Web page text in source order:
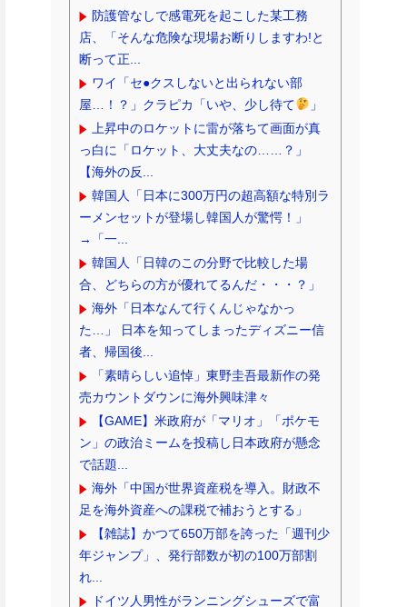
防護管なしで感電死を起こした某工務
店、「そんな危険な現場お断りしますわ!と
断って正...
ワイ「セ●クスしないと出られない部
屋…！？」クラピカ「いや、少し待て
」
上昇中のロケットに雷が落ちて画面が真
っ白に「ロケット、大丈夫なの……？」
【海外の反...
韓国人「日本に300万円の超高額な特別ラ
ーメンセットが登場し韓国人が驚愕！」
→「一...
韓国人「日韓のこの分野で比較した場
合、どちらの方が優れてるんだ・・・？」
海外「日本なんて行くんじゃなかっ
た…」 日本を知ってしまったディズニー信
者、帰国後...
「素晴らしい追悼」東野圭吾最新作の発
売カウントダウンに海外興味津々
【GAME】米政府が「マリオ」「ポケモ
ン」の政治ミームを投稿し日本政府が懸念
で話題...
海外「中国が世界資産税を導入。財政不
足を海外資産への課税で補おうとする」
【雑誌】かつて650万部を誇った「週刊少
年ジャンプ」、発行部数が初の100万部割
れ...
ドイツ人男性がランニングシューズで富